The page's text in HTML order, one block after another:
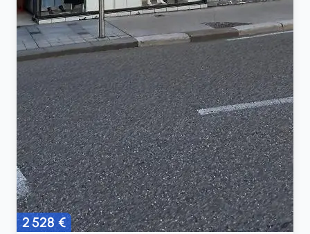
2 528 €